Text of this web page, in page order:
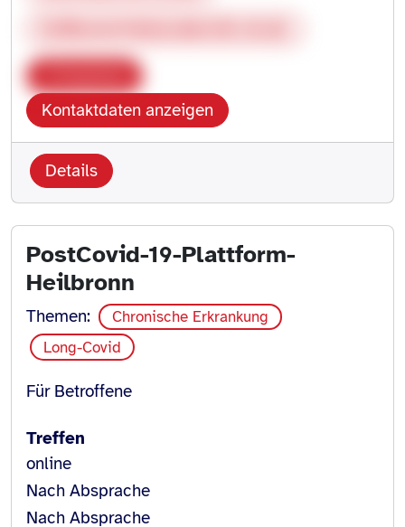
Kontaktdaten anzeigen
Details
PostCovid-19-Plattform-
Heilbronn
Themen:
Chronische Erkrankung
Long-Covid
Für Betroffene
Treffen
online
Nach Absprache
Nach Absprache